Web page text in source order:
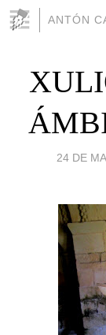
ANTÓN
24 DE